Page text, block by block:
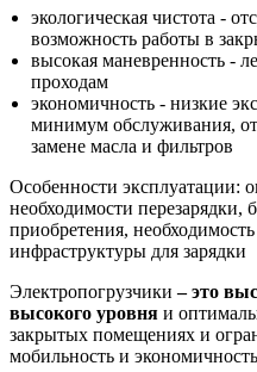
экологическая чистота -
возможность работы в
высокая маневренность -
проходам
экономичность - низкие
минимум обслуживания,
замене масла и фильтров
Особенности эксплуатации:
необходимости перезарядки,
приобретения,
инфраструктуры для зарядки
Электропогрузчики– это
высокого уровня и
закрытых помещениях и
мобильность и